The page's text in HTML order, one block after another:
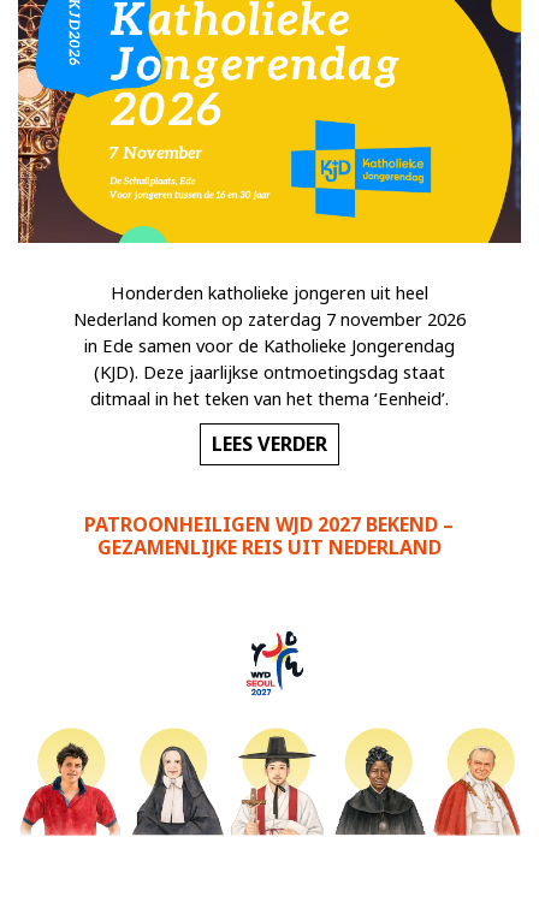
Honderden katholieke jongeren uit heel
Nederland komen op zaterdag 7 november 2026
in Ede samen voor de Katholieke Jongerendag
(KJD). Deze jaarlijkse ontmoetingsdag staat
ditmaal in het teken van het thema ‘Eenheid’.
LEES VERDER
PATROONHEILIGEN WJD 2027 BEKEND –
GEZAMENLIJKE REIS UIT NEDERLAND